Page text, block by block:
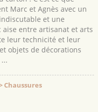
Marc et Agnès avec un
et une
aise entre artisanat et arts
leur technicité et leur
objets de décorations
Chaussures